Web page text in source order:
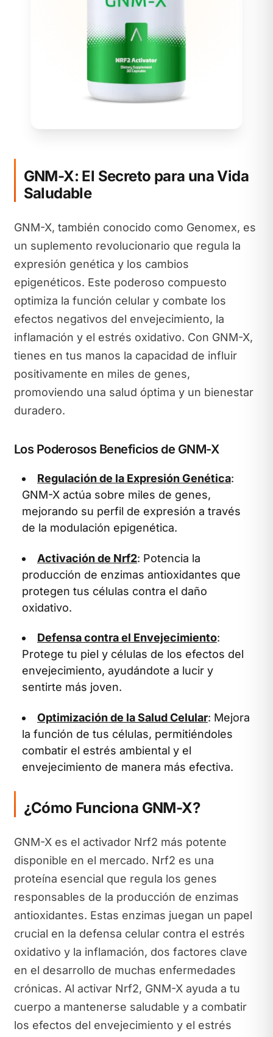
GNM-X: El Secreto para una Vida
Saludable
GNM-X, también conocido como Genomex, es
un suplemento revolucionario que regula la
expresión genética y los cambios
epigenéticos. Este poderoso compuesto
optimiza la función celular y combate los
efectos negativos del envejecimiento, la
inflamación y el estrés oxidativo. Con GNM-X,
tienes en tus manos la capacidad de influir
positivamente en miles de genes,
promoviendo una salud óptima y un bienestar
duradero.
Los Poderosos Beneficios de GNM-X
Regulación de la Expresión Genética:
GNM-X actúa sobre miles de genes,
mejorando su perfil de expresión a través
de la modulación epigenética.
Activación de Nrf2: Potencia la
producción de enzimas antioxidantes que
protegen tus células contra el daño
oxidativo.
Defensa contra el Envejecimiento:
Protege tu piel y células de los efectos del
envejecimiento, ayudándote a lucir y
sentirte más joven.
Optimización de la Salud Celular: Mejora
la función de tus células, permitiéndoles
combatir el estrés ambiental y el
envejecimiento de manera más efectiva.
¿Cómo Funciona GNM-X?
GNM-X es el activador Nrf2 más potente
disponible en el mercado. Nrf2 es una
proteína esencial que regula los genes
responsables de la producción de enzimas
antioxidantes. Estas enzimas juegan un papel
crucial en la defensa celular contra el estrés
oxidativo y la inflamación, dos factores clave
en el desarrollo de muchas enfermedades
crónicas. Al activar Nrf2, GNM-X ayuda a tu
cuerpo a mantenerse saludable y a combatir
los efectos del envejecimiento y el estrés